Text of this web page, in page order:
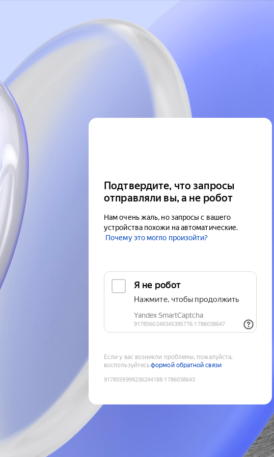
Подтвердите, что запросы
отправляли вы, а не робот
Нам очень жаль, но запросы с вашего
устройства похожи на автоматические.
Почему это могло произойти?
Если у вас возникли проблемы, пожалуйста,
воспользуйтесьформой обратной связи
9178559999236244188:1786038643